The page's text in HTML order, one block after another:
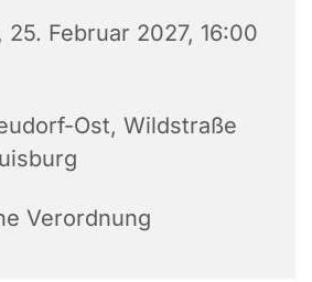
25. Februar 2027, 16:00
Ost, Wildstraße
Verordnung